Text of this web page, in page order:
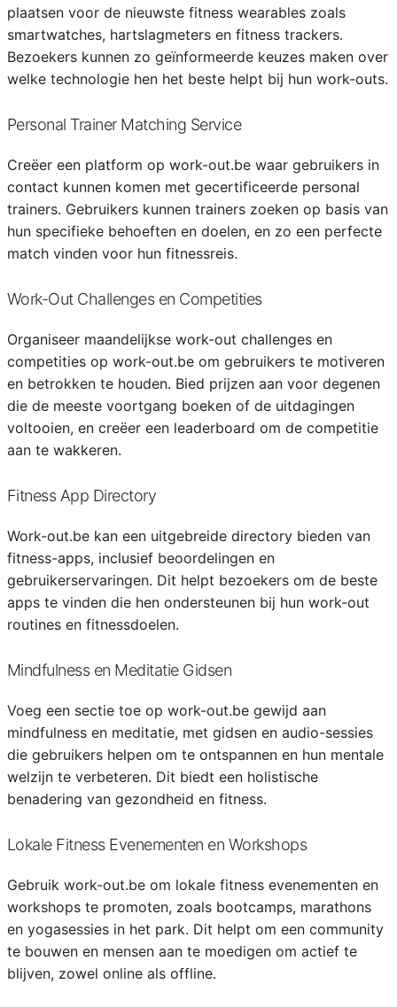
plaatsen voor de nieuwste fitness wearables zoals
smartwatches, hartslagmeters en fitness trackers.
Bezoekers kunnen zo geïnformeerde keuzes maken over
welke technologie hen het beste helpt bij hun work-outs.
Personal Trainer Matching Service
Creëer een platform op work-out.be waar gebruikers in
contact kunnen komen met gecertificeerde personal
trainers. Gebruikers kunnen trainers zoeken op basis van
hun specifieke behoeften en doelen, en zo een perfecte
match vinden voor hun fitnessreis.
Work-Out Challenges en Competities
Organiseer maandelijkse work-out challenges en
competities op work-out.be om gebruikers te motiveren
en betrokken te houden. Bied prijzen aan voor degenen
die de meeste voortgang boeken of de uitdagingen
voltooien, en creëer een leaderboard om de competitie
aan te wakkeren.
Fitness App Directory
Work-out.be kan een uitgebreide directory bieden van
fitness-apps, inclusief beoordelingen en
gebruikerservaringen. Dit helpt bezoekers om de beste
apps te vinden die hen ondersteunen bij hun work-out
routines en fitnessdoelen.
Mindfulness en Meditatie Gidsen
Voeg een sectie toe op work-out.be gewijd aan
mindfulness en meditatie, met gidsen en audio-sessies
die gebruikers helpen om te ontspannen en hun mentale
welzijn te verbeteren. Dit biedt een holistische
benadering van gezondheid en fitness.
Lokale Fitness Evenementen en Workshops
Gebruik work-out.be om lokale fitness evenementen en
workshops te promoten, zoals bootcamps, marathons
en yogasessies in het park. Dit helpt om een community
te bouwen en mensen aan te moedigen om actief te
blijven, zowel online als offline.